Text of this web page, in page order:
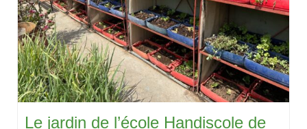
Le jardin de l’école Handiscole de